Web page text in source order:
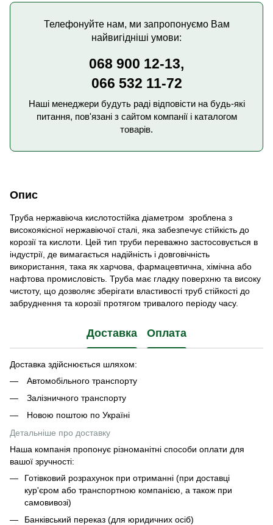
Телефонуйте нам, ми запропонуємо Вам
найвигідніші умови:
068 900 12-13,
066 532 11-72
Наші менеджери будуть раді відповісти на будь-які
питання, пов'язані з сайтом компанії і каталогом
товарів.
Опис
Труба нержавіюча кислотостійка діаметром зроблена з
високоякісної нержавіючої сталі, яка забезпечує стійкість до
корозії та кислоти. Цей тип труби переважно застосовується в
індустрії, де вимагається надійність і довговічність
використання, така як харчова, фармацевтична, хімічна або
нафтова промисловість. Труба має гладку поверхню та високу
чистоту, що дозволяє зберігати властивості труб стійкості до
забруднення та корозії протягом тривалого періоду часу.
Доставка Оплата
Доставка здійснюється шляхом:
Автомобільного транспорту
Залізничного транспорту
Новою поштою по Україні
Детальніше про доставку
Наша компанія пропонує різноманітні способи оплати для
вашої зручності:
Готівковий розрахунок при отриманні (при доставці
кур'єром або транспортною компанією, а також при
самовивозі)
Банківський переказ (для юридичних осіб)